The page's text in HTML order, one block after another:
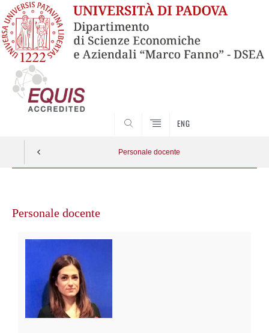
ENG
Personale docente
contenuto
Personale docente